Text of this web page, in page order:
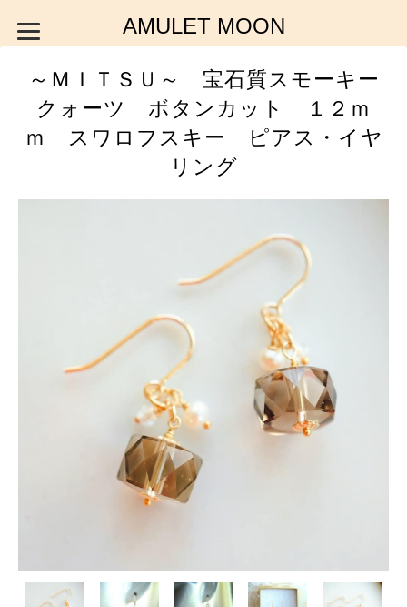
AMULET MOON
～ＭＩＴＳＵ～ 宝石質スモーキー
クォーツ ボタンカット １２ｍ
ｍ スワロフスキー ピアス・イヤ
リング